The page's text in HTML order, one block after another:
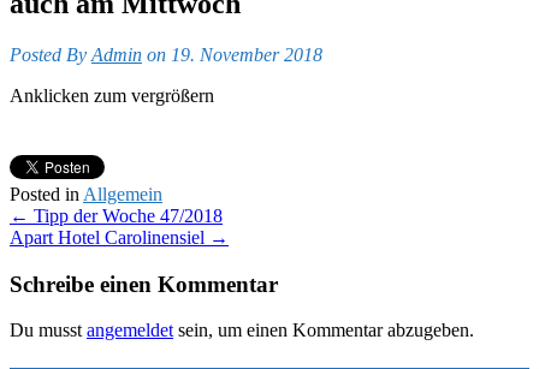
Posted By Admin on 19. November 2018
Anklicken zum vergrößern
Posted in Allgemein
Post
navigation
← Tipp der Woche 47/2018
Apart Hotel Carolinensiel →
Schreibe einen Kommentar
Du musst angemeldet sein, um einen Kommentar abzugeben.